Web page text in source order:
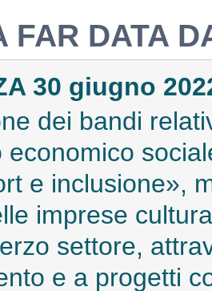
FAR DATA
30 giugno
dei bandi
economico
e inclusione»,
imprese
settore,
e a progetti